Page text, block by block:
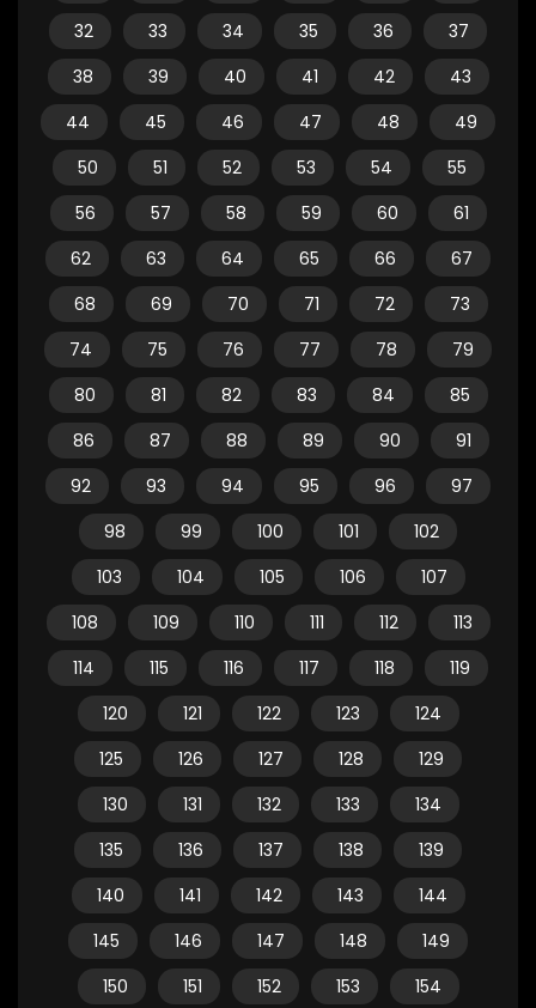
32
33 34 35 36
37
38
39 40 41 42
43
44
45 46 47 48
49
50
51 52 53 54
55
56
57 58 59 60
61
62
63 64 65 66
67
68
69 70 71 72
73
74
75 76 77 78
79
80
81 82 83 84
85
86
87 88 89 90
91
92
93 94 95 96
97
98
99 100 101
102
103
104 105 106
107
108
109 110 111 112
113
114
115 116 117 118
119
120
121 122 123
124
125
126 127 128
129
130
131 132 133
134
135
136 137 138
139
140
141 142 143
144
145
146 147 148
149
150
151 152 153
154